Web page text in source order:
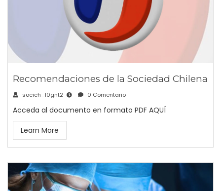
Recomendaciones de la Sociedad Chilena
socich_l0gnt2 0 Comentario
Acceda al documento en formato PDF AQUÍ
Learn More